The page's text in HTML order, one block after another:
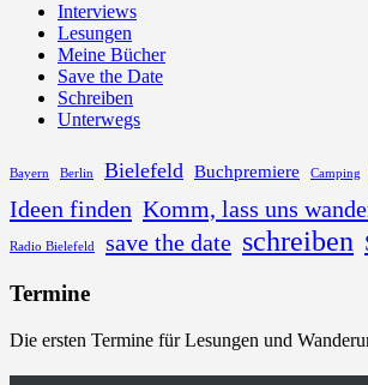
Interviews
Lesungen
Meine Bücher
Save the Date
Schreiben
Unterwegs
Bayern Berlin Bielefeld Buchpremiere Camping
Ideen finden Komm, lass uns
Radio Bielefeld save the date schreiben
Termine
Die ersten Termine für Lesungen und